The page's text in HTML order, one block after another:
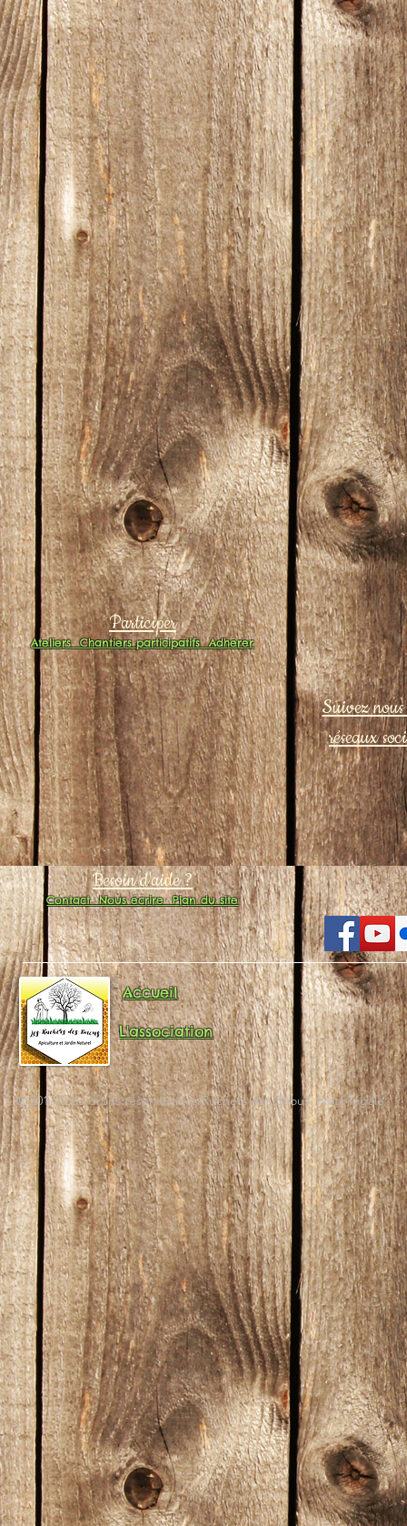
Participer
AteliersChantiers participatifsAdhérer
Suivez
réseaux
Besoin d'aide ?
ContactNous écrirePlan du site
Accueil
L'association
© 2017 Tous droits réservés. Les Ruchers des Baous. Note légale